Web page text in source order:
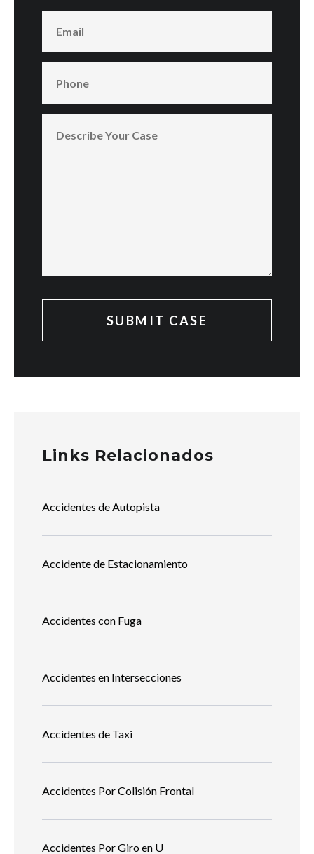
Links Relacionados
Accidentes de Autopista
Accidente de Estacionamiento
Accidentes con Fuga
Accidentes en Intersecciones
Accidentes de Taxi
Accidentes Por Colisión Frontal
Accidentes Por Giro en U